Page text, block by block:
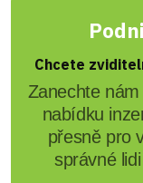
Chcete
Zanechte
nabídku
přesně pro
správné